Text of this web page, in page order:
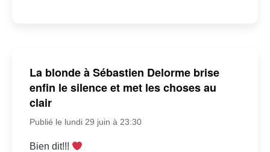
La blonde à Sébastien Delorme brise
enfin le silence et met les choses au
clair
Publié le lundi 29 juin à 23:30
Bien dit!!!